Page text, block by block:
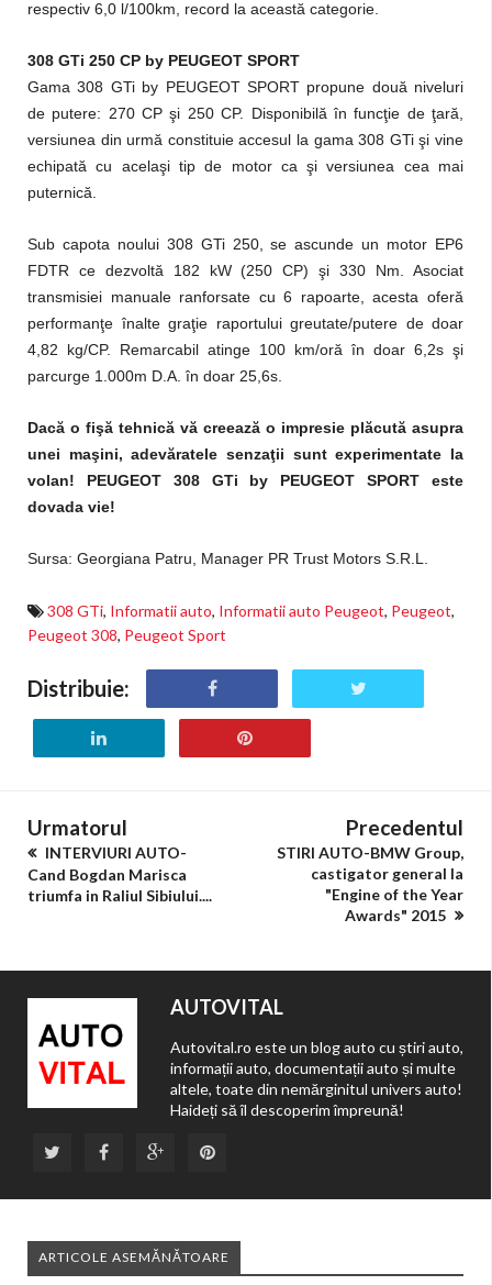
respectiv 6,0 l/100km, record la această categorie.
308 GTi 250 CP by PEUGEOT SPORT
Gama 308 GTi by PEUGEOT SPORT propune două niveluri
de putere: 270 CP şi 250 CP. Disponibilă în funcţie de ţară,
versiunea din urmă constituie accesul la gama 308 GTi şi vine
echipată cu acelaşi tip de motor ca şi versiunea cea mai
puternică.
Sub capota noului 308 GTi 250, se ascunde un motor EP6
FDTR ce dezvoltă 182 kW (250 CP) şi 330 Nm. Asociat
transmisiei manuale ranforsate cu 6 rapoarte, acesta oferă
performanţe înalte graţie raportului greutate/putere de doar
4,82 kg/CP. Remarcabil atinge 100 km/oră în doar 6,2s şi
parcurge 1.000m D.A. în doar 25,6s.
Dacă o fişă tehnică vă creează o impresie plăcută asupra
unei maşini, adevăratele senzaţii sunt experimentate la
volan! PEUGEOT 308 GTi by PEUGEOT SPORT este
dovada vie!
Sursa: Georgiana Patru, Manager PR Trust Motors S.R.L.
308 GTi, Informatii auto, Informatii auto Peugeot, Peugeot,
Peugeot 308, Peugeot Sport
Distribuie:
Urmatorul
INTERVIURI AUTO-
Cand Bogdan Marisca
triumfa in Raliul Sibiului....
Precedentul
STIRI AUTO-BMW Group,
castigator general la
"Engine of the Year
Awards" 2015
AUTOVITAL
Autovital.ro este un blog auto cu știri auto,
informații auto, documentații auto și multe
altele, toate din nemărginitul univers auto!
Haideți să îl descoperim împreună!
ARTICOLE ASEMĂNĂTOARE